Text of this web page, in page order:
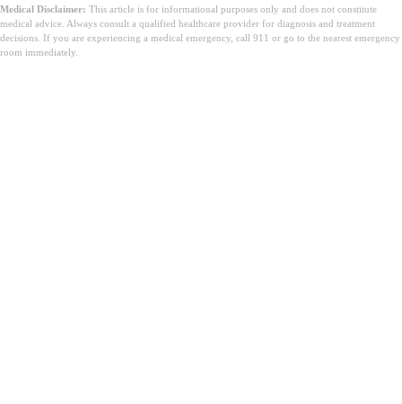
Medical Disclaimer: This article is for informational purposes only and does not constitute
medical advice. Always consult a qualified healthcare provider for diagnosis and treatment
decisions. If you are experiencing a medical emergency, call 911 or go to the nearest emergency
room immediately.